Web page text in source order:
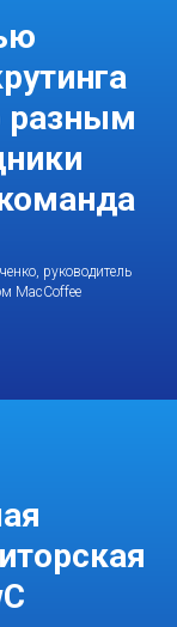
разным
руководитель
MacCoffee